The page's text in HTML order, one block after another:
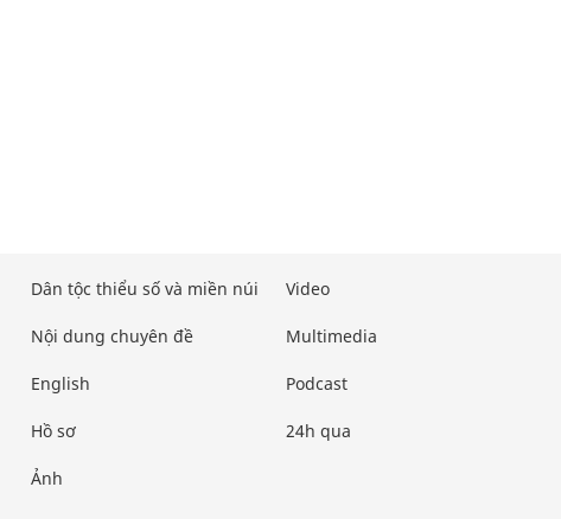
Dân tộc thiểu số và miền núi
Nội dung chuyên đề
English
Hồ sơ
Ảnh
Video
Multimedia
Podcast
24h qua